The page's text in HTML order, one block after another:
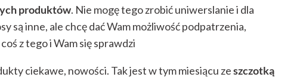
produktów. Nie mogę tego zrobić uniwerslanie i dla
są inne, ale chcę dać Wam możliwość podpatrzenia,
z tego i Wam się sprawdzi
ciekawe, nowości. Tak jest w tym miesiącu zeszczotką